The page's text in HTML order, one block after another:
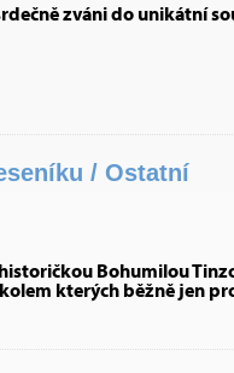
zváni do unikátní
/ Ostatní
Bohumilou
kterých běžně jen